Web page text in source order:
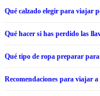
Qué calzado elegir para viajar
Qué hacer si has perdido las
Qué tipo de ropa preparar
Recomendaciones para viajar